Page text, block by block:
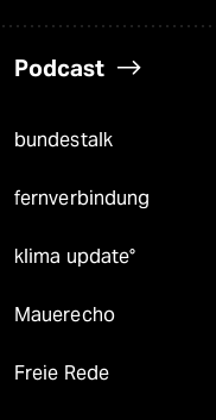
Podcast
bundestalk
fernverbindung
klima update°
Mauerecho
Freie Rede